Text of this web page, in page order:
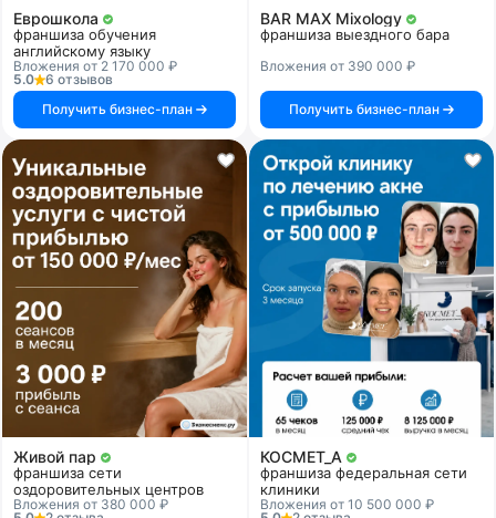
Еврошкола
франшиза обучения
английскому языку
Вложения от 2 170 000 ₽
5.0
6 отзывов
Получить бизнес-план
BAR MAX Mixology
франшиза выездного бара
Вложения от 390 000 ₽
Получить бизнес-план
Живой пар
франшиза сети
оздоровительных центров
Вложения от 380 000 ₽
КОСМЕТ_А
франшиза федеральная сети
клиники
Вложения от 10 500 000 ₽